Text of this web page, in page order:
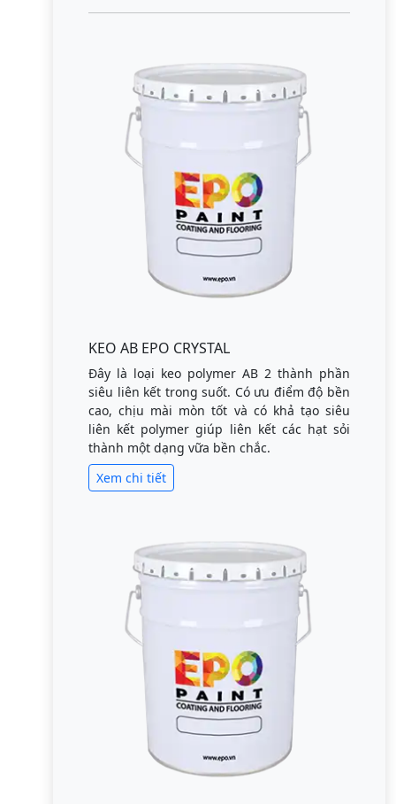
KEO AB EPO CRYSTAL
Đây là loại keo polymer AB 2 thành phần
siêu liên kết trong suốt. Có ưu điểm độ bền
cao, chịu mài mòn tốt và có khả tạo siêu
liên kết polymer giúp liên kết các hạt sỏi
thành một dạng vữa bền chắc.
Xem chi tiết